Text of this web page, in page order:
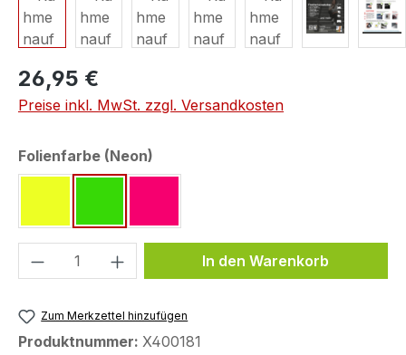
26,95 €
Preise inkl. MwSt. zzgl. Versandkosten
Folienfarbe (Neon)
Produkt Anzahl: Gib denIn den Warenkorb
Zum Merkzettel hinzufügen
Produktnummer: X400181